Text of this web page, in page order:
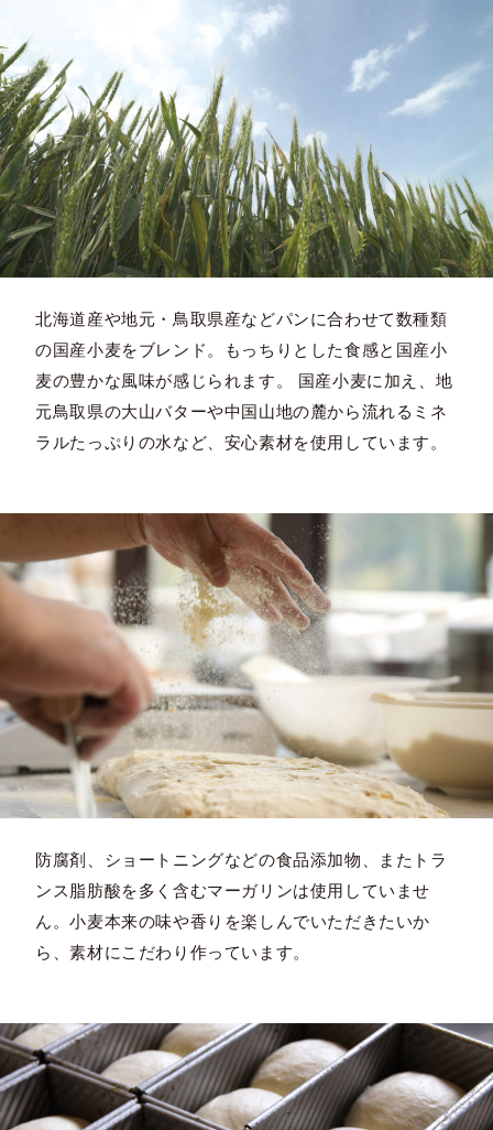
北海道産や地元・鳥取県産などパンに合わせて数種類
の国産小麦をブレンド。もっちりとした食感と国産小
麦の豊かな風味が感じられます。 国産小麦に加え、地
元鳥取県の大山バターや中国山地の麓から流れるミネ
ラルたっぷりの水など、安心素材を使用しています。
防腐剤、ショートニングなどの食品添加物、またトラ
ンス脂肪酸を多く含むマーガリンは使用していませ
ん。小麦本来の味や香りを楽しんでいただきたいか
ら、素材にこだわり作っています。